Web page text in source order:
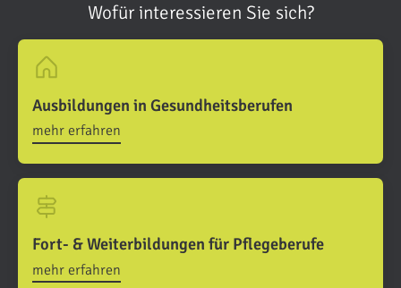
Wofür interessieren Sie sich?
Ausbildungen in Gesundheitsberufen
mehr erfahren
Fort- & Weiterbildungen für Pflegeberufe
mehr erfahren